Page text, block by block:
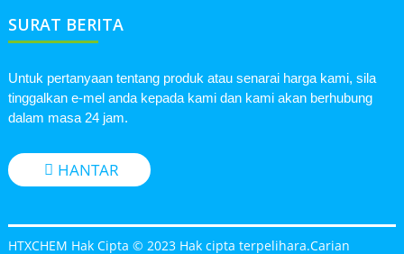
SURAT BERITA
Untuk pertanyaan tentang produk atau senarai harga kami, sila
tinggalkan e-mel anda kepada kami dan kami akan berhubung
dalam masa 24 jam.
HANTAR
HTXCHEM Hak Cipta © 2023 Hak cipta terpelihara.Carian